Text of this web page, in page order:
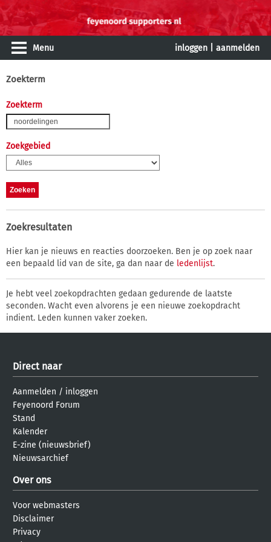
Menu inloggen aanmelden
Zoekterm
Zoekterm
Zoekgebied
Zoekresultaten
Hier kan je nieuws en reacties doorzoeken. Ben je op zoek naar
een bepaald lid van de site, ga dan naar de ledenlijst.
Je hebt veel zoekopdrachten gedaan gedurende de laatste
seconden. Wacht even alvorens je een nieuwe zoekopdracht
indient. Leden kunnen vaker zoeken.
Direct naar
Aanmelden / inloggen
Feyenoord Forum
Stand
Kalender
E-zine (nieuwsbrief)
Nieuwsarchief
Over ons
Voor webmasters
Disclaimer
Privacy